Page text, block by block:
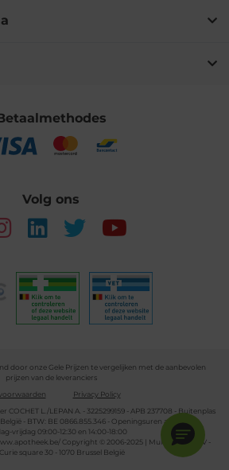
Volg ons
door onze Gele Prijzen te vergelijken met de aanbevolen
prijzen van de leveranciers
Privacy Policy
COCHET L./LEPAN A. - 3225299159 - APB 237708 - Buitenplas
- BTW: BE 0866.855.346 - Openingsuren apotheek:
vrijdag 09:00-12:30 en 14:00-18:00
Copyright © 2006-2025 | Multipharma CV -
square 30 - 1070 Brussel België